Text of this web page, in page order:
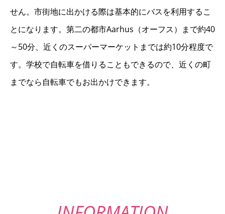
せん。市街地に出かける際は基本的にバスを利用するこ
とになります。第二の都市Aarhus（オーフス）まで約40
～50分、近くのスーパーマーケットまでは約10分程度で
す。学校で自転車を借りることもできるので、近くの町
までなら自転車でもお出かけできます。